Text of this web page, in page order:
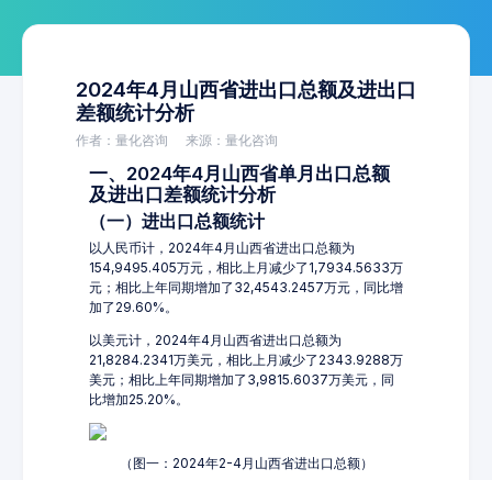
2024年4月山西省进出口总额及进出口
差额统计分析
作者：量化咨询 来源：量化咨询
一、2024年4月山西省单月出口总额
及进出口差额统计分析
（一）进出口总额统计
以人民币计，2024年4月山西省进出口总额为
154,9495.405万元，相比上月减少了1,7934.5633万
元；相比上年同期增加了32,4543.2457万元，同比增
加了29.60%。
以美元计，2024年4月山西省进出口总额为
21,8284.2341万美元，相比上月减少了2343.9288万
美元；相比上年同期增加了3,9815.6037万美元，同
比增加25.20%。
（图一：2024年2-4月山西省进出口总额）